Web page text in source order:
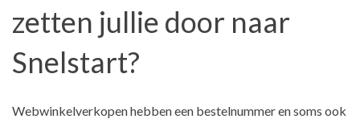
zetten jullie door naar
Snelstart?
Webwinkelverkopen hebben een bestelnummer en soms ook